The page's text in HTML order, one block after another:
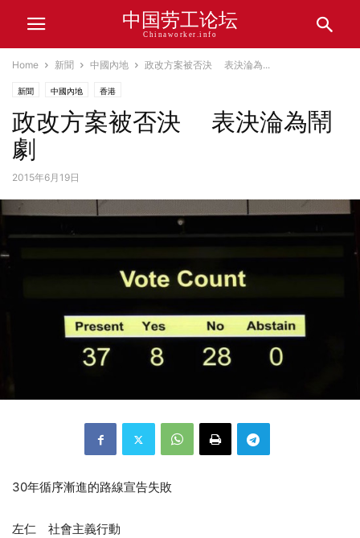
中国劳工论坛
Chinaworker.info
Home 新聞 中國內地 政改方案被否決 表決淪為...
新聞 中國內地 香港
政改方案被否決 表決淪為鬧
劇
2015年6月19日
30年循序漸進的路線宣告失敗
左仁 社會主義行動